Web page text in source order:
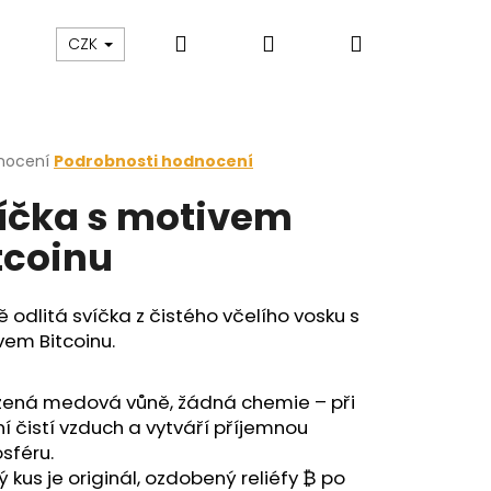
Blog
CZK Hledat PřihlášeníNákupní
Podrobnosti hodnocení
s motivem
odlitá svíčka z čistého včelího vosku s
Bitcoinu.
medová vůně, žádná chemie – při
čistí vzduch a vytváří příjemnou
kus je originál, ozdobený reliéfy ₿ po